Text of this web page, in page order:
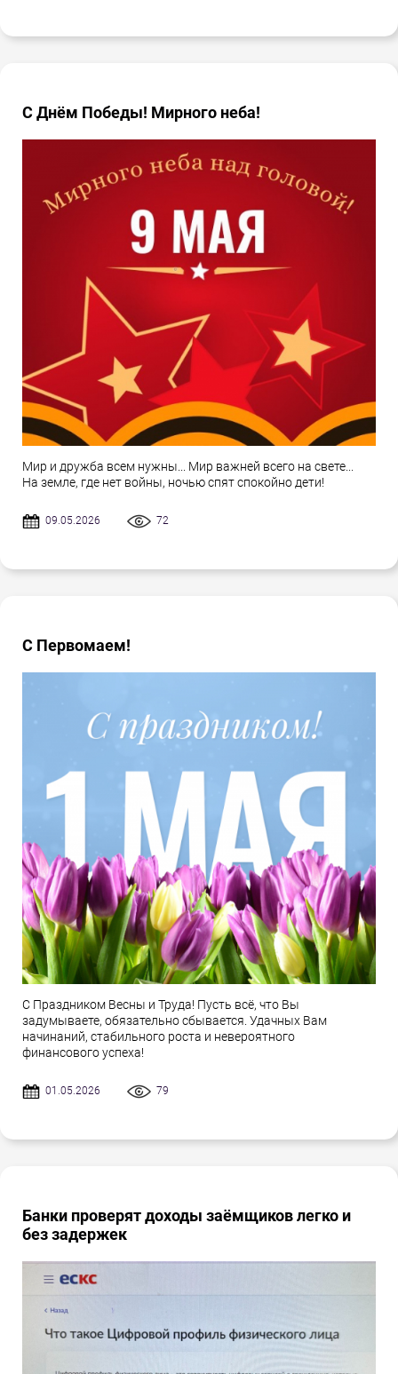
С Днём Победы! Мирного неба!
Мир и дружба всем нужны... Мир важней всего на свете...
На земле, где нет войны, ночью спят спокойно дети!
09.05.2026 72
С Первомаем!
С Праздником Весны и Труда! Пусть всё, что Вы
задумываете, обязательно сбывается. Удачных Вам
начинаний, стабильного роста и невероятного
финансового успеха!
01.05.2026 79
Банки проверят доходы заёмщиков легко и
без задержек